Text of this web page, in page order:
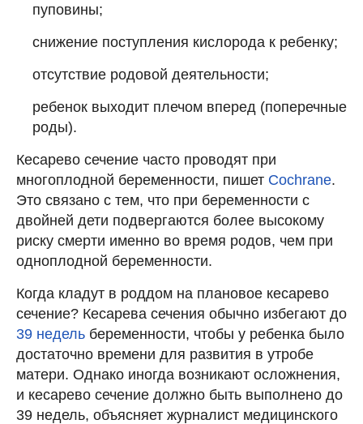
пуповины;
снижение поступления кислорода к ребенку;
отсутствие родовой деятельности;
ребенок выходит плечом вперед (поперечные
роды).
Кесарево сечение часто проводят при
многоплодной беременности, пишет Cochrane.
Это связано с тем, что при беременности с
двойней дети подвергаются более высокому
риску смерти именно во время родов, чем при
одноплодной беременности.
Когда кладут в роддом на плановое кесарево
сечение? Кесарева сечения обычно избегают до
39 недель беременности, чтобы у ребенка было
достаточно времени для развития в утробе
матери. Однако иногда возникают осложнения,
и кесарево сечение должно быть выполнено до
39 недель, объясняет журналист медицинского